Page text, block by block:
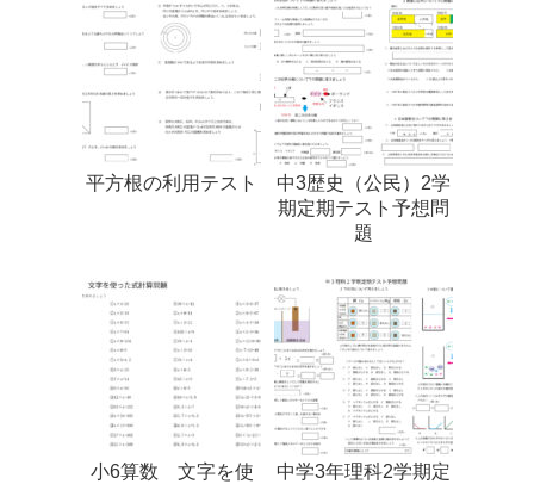
平方根の利用テスト
中3歴史（公民）2学
期定期テスト予想問
題
小6算数 文字を使
中学3年理科2学期定